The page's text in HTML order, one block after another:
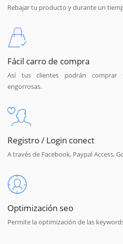
Rebajar tu producto y durante un
Fácil carro de compra
Así tus clientes podrán comprar
engorrosas.
Registro / Login conect
A través de Facebook, Paypal Access,
Optimización seo
Permite la optimización de las